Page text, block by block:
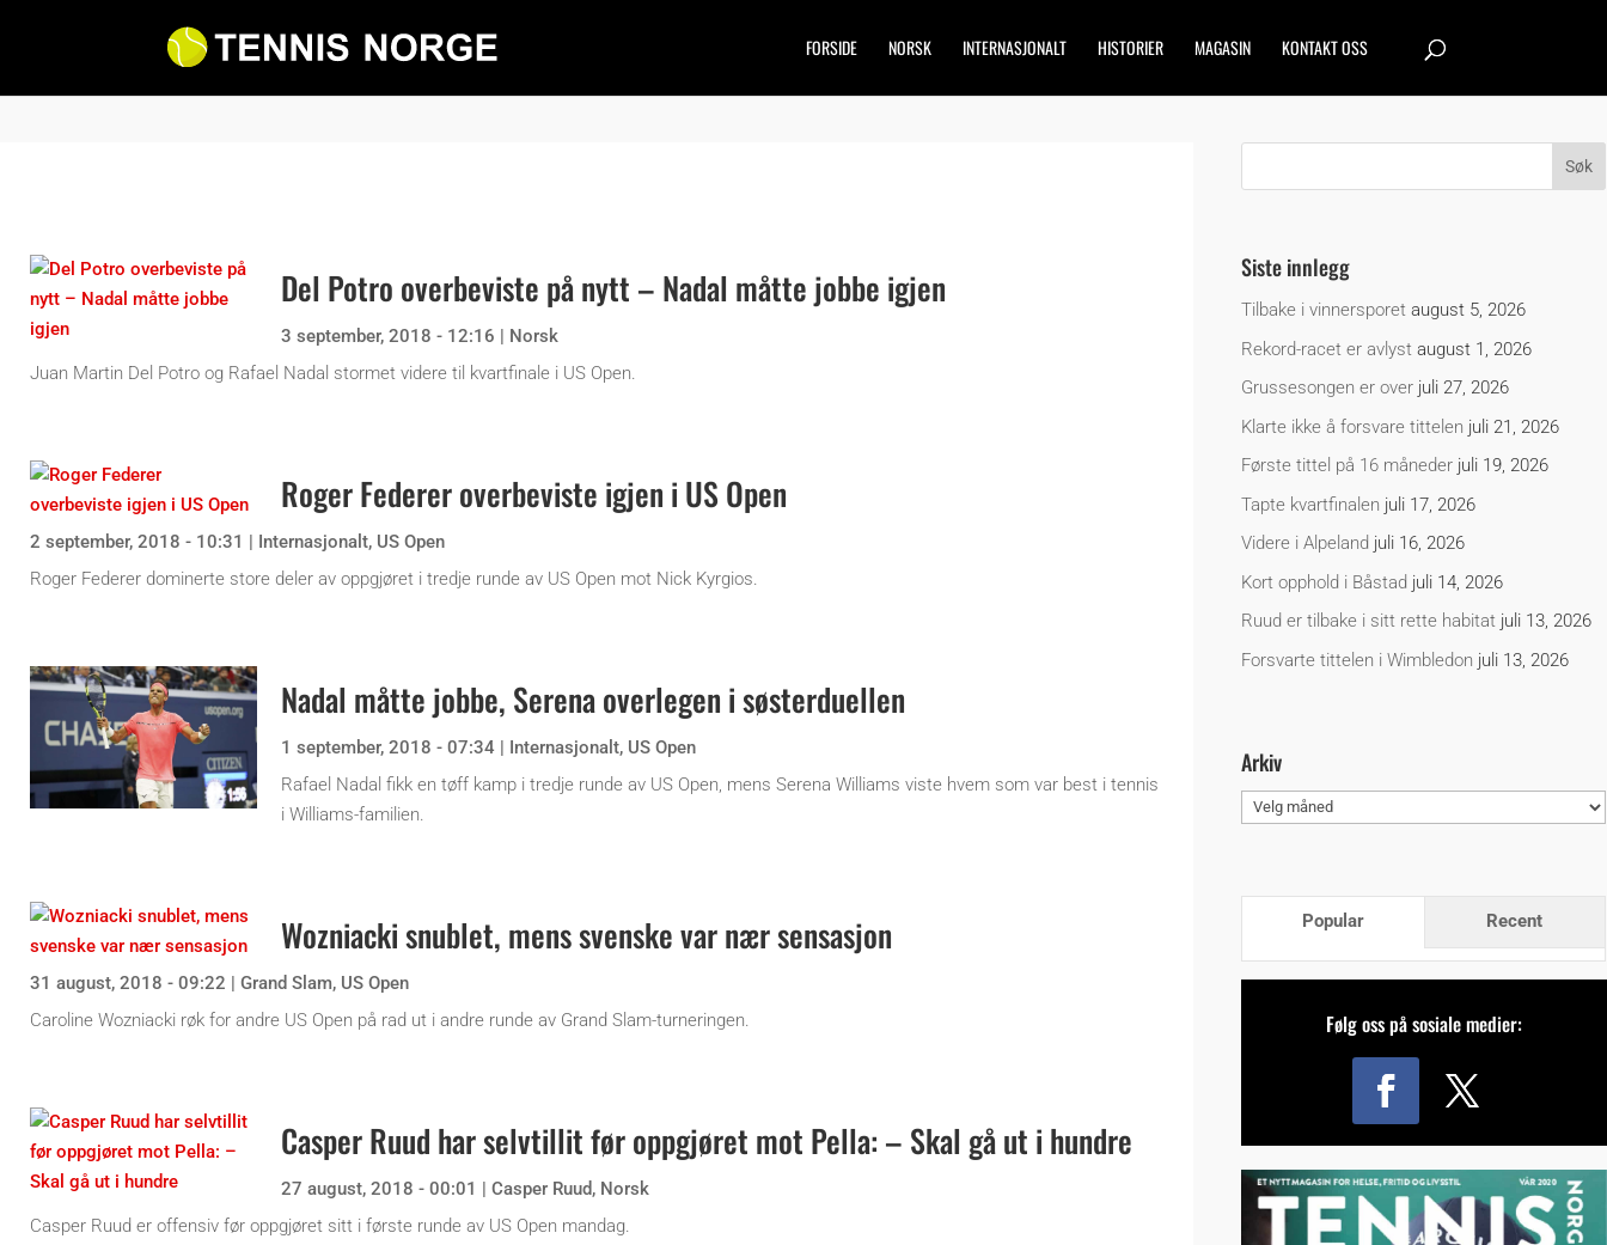
FORSIDE NORSK INTERNASJONALT HISTORIER MAGASIN KONTAKT OSS
Del Potro overbeviste på nytt – Nadal måtte jobbe igjen
3 september, 2018 - 12:16
Norsk
Juan Martin Del Potro og Rafael Nadal stormet videre til kvartfinale i US Open.
Roger Federer overbeviste igjen i US Open
2 september, 2018 - 10:31 Internasjonalt, US Open
Roger Federer dominerte store deler av oppgjøret i tredje runde av US Open mot Nick Kyrgios.
Nadal måtte jobbe, Serena overlegen i søsterduellen
1 september, 2018 - 07:34 Internasjonalt, US Open
Rafael Nadal fikk en tøff kamp i tredje runde av US Open, mens Serena Williams viste hvem som var best i tennis
i Williams-familien.
Wozniacki snublet, mens svenske var nær sensasjon
31 august, 2018 - 09:22 Grand Slam, US Open
Caroline Wozniacki røk for andre US Open på rad ut i andre runde av Grand Slam-turneringen.
Casper Ruud har selvtillit før oppgjøret mot Pella: – Skal gå ut i hundre
27 august, 2018 - 00:01 Casper Ruud, Norsk
Casper Ruud er offensiv før oppgjøret sitt i første runde av US Open mandag.
Siste innlegg
Tilbake i vinnersporet august 5, 2026
Rekord-racet er avlyst august 1, 2026
Grussesongen er over juli 27, 2026
Klarte ikke å forsvare tittelen juli 21, 2026
Første tittel på 16 måneder juli 19, 2026
Tapte kvartfinalen juli 17, 2026
Videre i Alpeland juli 16, 2026
Kort opphold i Båstad juli 14, 2026
Ruud er tilbake i sitt rette habitat juli 13, 2026
Forsvarte tittelen i Wimbledon juli 13, 2026
Arkiv
Arkiv
Popular Recent
Følg oss på sosiale medier: